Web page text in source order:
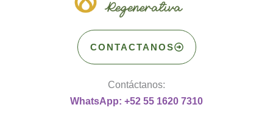
CONTACTANOS
Contáctanos:
WhatsApp: +52 55 1620 7310